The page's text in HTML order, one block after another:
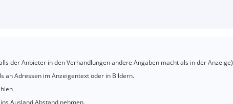
der Anbieter in den Verhandlungen andere Angaben macht als in der Anzeige)
an Adressen im Anzeigentext oder in Bildern.
Ausland Abstand nehmen.